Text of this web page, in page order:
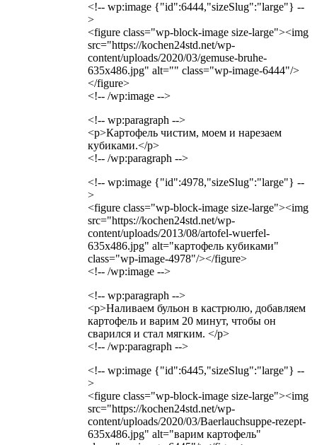
<!-- wp:image {"id":6444,"sizeSlug":"large"} --
>
<figure class="wp-block-image size-large"><img
src="https://kochen24std.net/wp-
content/uploads/2020/03/gemuse-bruhe-
635x486.jpg" alt="" class="wp-image-6444"/>
</figure>
<!-- /wp:image -->
<!-- wp:paragraph -->
<p>Картофель чистим, моем и нарезаем
кубиками.</p>
<!-- /wp:paragraph -->
<!-- wp:image {"id":4978,"sizeSlug":"large"} --
>
<figure class="wp-block-image size-large"><img
src="https://kochen24std.net/wp-
content/uploads/2013/08/artofel-wuerfel-
635x486.jpg" alt="картофель кубиками"
class="wp-image-4978"/></figure>
<!-- /wp:image -->
<!-- wp:paragraph -->
<p>Наливаем бульон в кастрюлю, добавляем
картофель и варим 20 минут, чтобы он
сварился и стал мягким. </p>
<!-- /wp:paragraph -->
<!-- wp:image {"id":6445,"sizeSlug":"large"} --
>
<figure class="wp-block-image size-large"><img
src="https://kochen24std.net/wp-
content/uploads/2020/03/Baerlauchsuppe-rezept-
635x486.jpg" alt="варим картофель"